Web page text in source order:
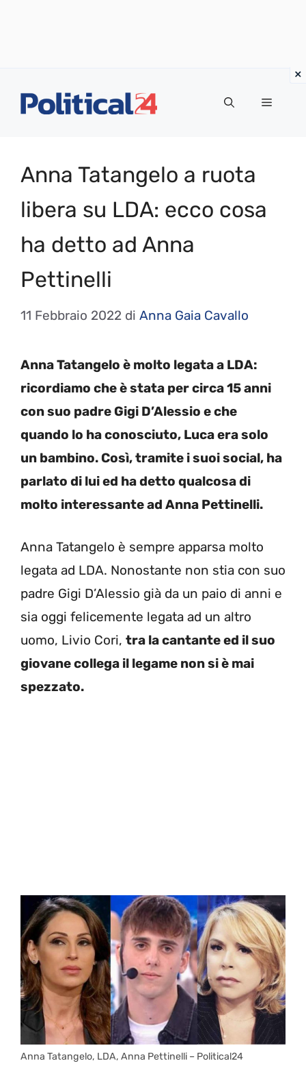
Menu
Anna Tatangelo a ruota
libera su LDA: ecco cosa
ha detto ad Anna
Pettinelli
11 Febbraio 2022 di Anna Gaia Cavallo
Anna Tatangelo è molto legata a LDA:
ricordiamo che è stata per circa 15 anni
con suo padre Gigi D’Alessio e che
quando lo ha conosciuto, Luca era solo
un bambino. Così, tramite i suoi social, ha
parlato di lui ed ha detto qualcosa di
molto interessante ad Anna Pettinelli.
Anna Tatangelo è sempre apparsa molto
legata ad LDA. Nonostante non stia con suo
padre Gigi D’Alessio già da un paio di anni e
sia oggi felicemente legata ad un altro
uomo, Livio Cori, tra la cantante ed il suo
giovane collega il legame non si è mai
spezzato.
Anna Tatangelo, LDA, Anna Pettinelli – Political24